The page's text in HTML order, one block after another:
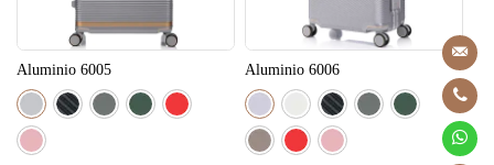
Aluminio 6005 Aluminio 6006